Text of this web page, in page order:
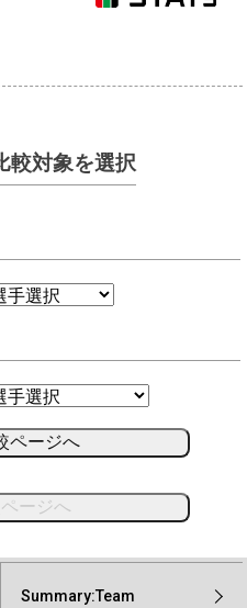
較対象を選択
ページへ
ージへ
Summary:Team